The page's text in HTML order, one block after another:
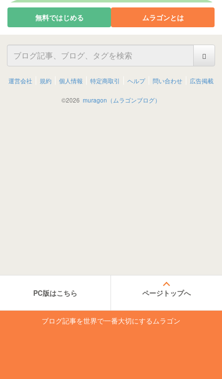
無料ではじめる ムラゴンとは
運営会社 規約 個人情報 特定商取引 ヘルプ 問い合わせ 広告掲載
©2026 muragon（ムラゴンブログ）
PC版はこちら ページトップへ
ブログ記事を世界で一番大切にするムラゴン